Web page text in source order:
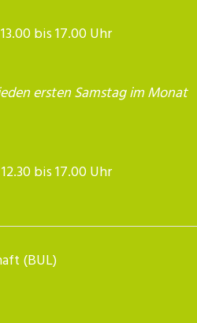
bis 17.00 Uhr
ersten Samstag im Monat
bis 17.00 Uhr​​​​​​
(BUL)